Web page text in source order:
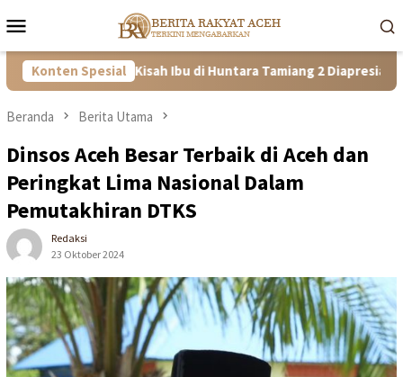
ke
Mobile
Konten Spesial
Kisah Ibu di Huntara Tamiang 2 Diapresiasi Satgas PRR
Beranda Berita Utama
Dinsos Aceh Besar Terbaik di Aceh dan
Peringkat Lima Nasional Dalam
Pemutakhiran DTKS
Redaksi
23 Oktober 2024